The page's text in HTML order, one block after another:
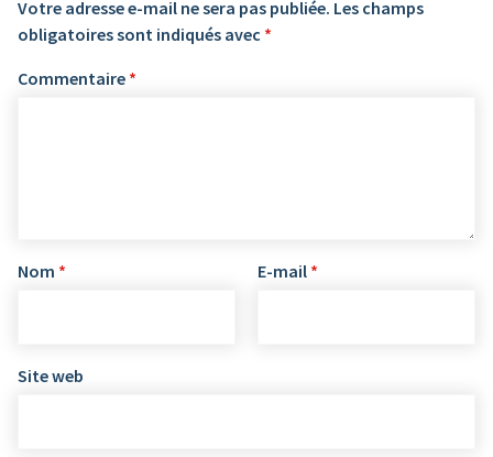
Votre adresse e-mail ne sera pas publiée. Les champs
obligatoires sont indiqués avec *
Commentaire *
Nom * E-mail *
Site web